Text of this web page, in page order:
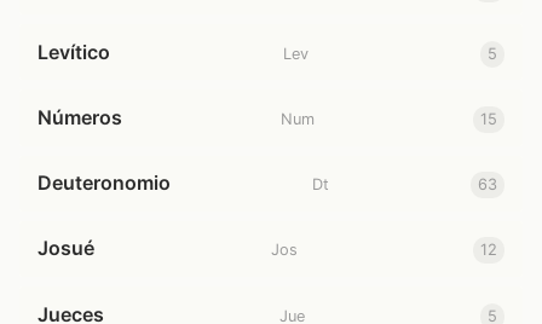
Levítico Lev 5
Números Num 15
Deuteronomio Dt 63
Josué Jos 12
Jueces Jue 5